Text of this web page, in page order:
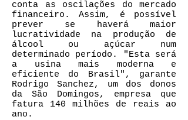
conta as oscilações do mercado
financeiro. Assim, é possível
prever se haverá maior
lucratividade na produção de
álcool ou açúcar num
determinado período. "Esta será
a usina mais moderna e
eficiente do Brasil", garante
Rodrigo Sanchez, um dos donos
da São Domingos, empresa que
fatura 140 milhões de reais ao
ano.